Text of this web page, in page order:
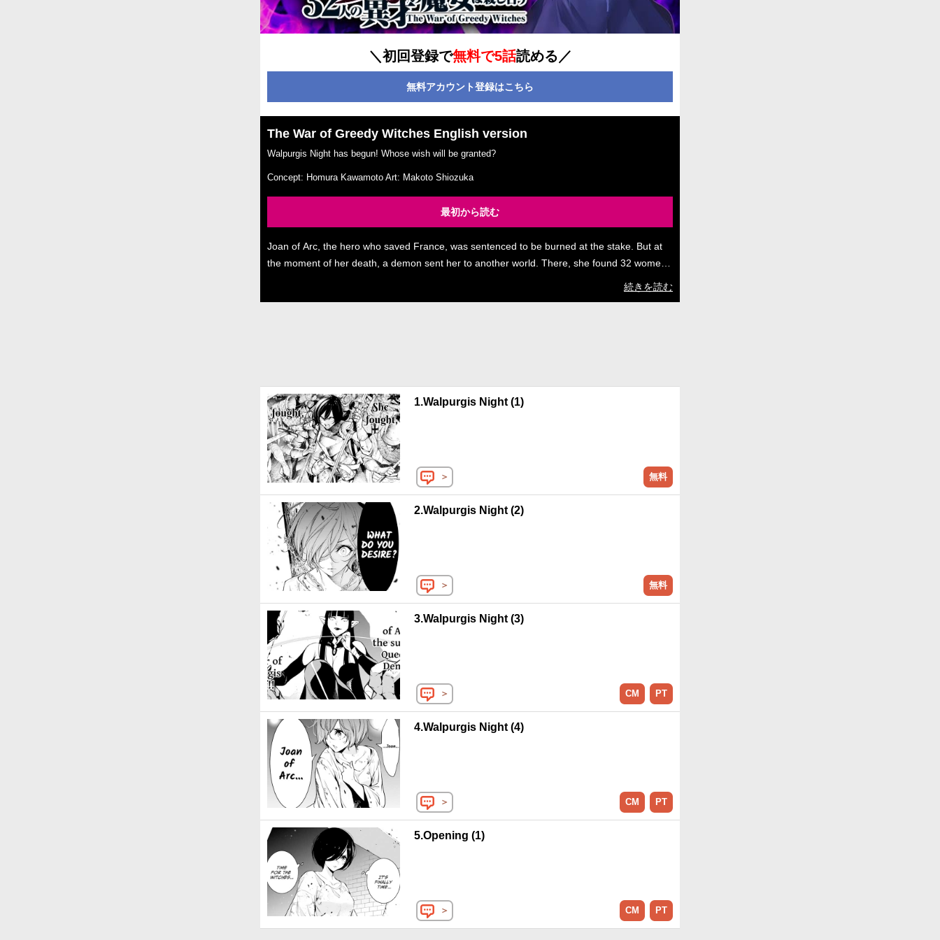
＼初回登録で無料で5話読める／
無料アカウント登録はこちら
The War of Greedy Witches English version
Walpurgis Night has begun! Whose wish will be granted?
Concept: Homura Kawamoto Art: Makoto Shiozuka
最初から読む
Joan of Arc, the hero who saved France, was sentenced to be burned at the stake. But at
the moment of her death, a demon sent her to another world. There, she found 32 women
from across history, known as “witches.” With the addition of the final witch, Joan of Arc,
続きを読む
1.Walpurgis Night (1)
＞ 無料
2.Walpurgis Night (2)
＞ 無料
3.Walpurgis Night (3)
＞ CM PT
4.Walpurgis Night (4)
＞ CM PT
5.Opening (1)
＞ CM PT